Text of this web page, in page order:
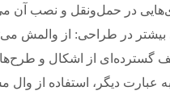
در حمل‌و‌نقل و نصب آن
بیشتر در طراحی: از والمش
گسترده‌ای از اشکال و طرح‌ها
به عبارت دیگر، استفاده از وال